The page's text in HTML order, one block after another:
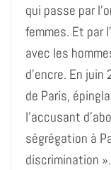
qui passe par
femmes. Et par
avec les
d’encre. En juin
de Paris,
l’accusant
ségrégation à
discrimination